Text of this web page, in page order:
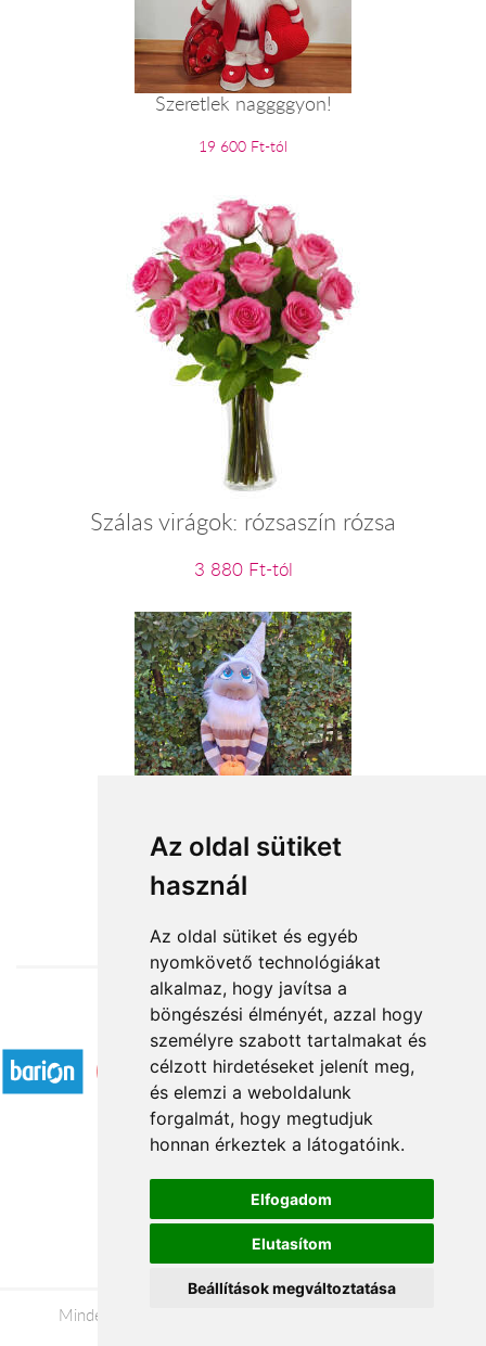
Az oldal sütiket
használ
Az oldal sütiket és egyéb
nyomkövető technológiákat
alkalmaz, hogy javítsa a
böngészési élményét, azzal hogy
személyre szabott tartalmakat és
célzott hirdetéseket jelenít meg,
és elemzi a weboldalunk
forgalmát, hogy megtudjuk
honnan érkeztek a látogatóink.
Elfogadom
Elutasítom
Beállítások megváltoztatása
Szeretlek naggggyon!
19 600 Ft-tól
Szálas virágok: rózsaszín rózsa
3 880 Ft-tól
Őszi manófickó
18 760 Ft-tól
Elfogadott fizetési módok
Á.SZ.F.
Impresszum
Adatkezelési tájékoztató
Minden jog fenntartva © 2026 |